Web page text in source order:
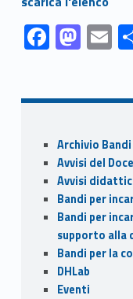
Link identifier #identifier__20486-1
F
ac
b
o
o
k
Link identifier #identifier__119016-2 M
as
d
o
n
Link identifier #identifier__32103-3 E
m
l
Link identifier #identifier__44846-4
Sidebar
Archivio Bandi
Avvisi del
Avvisi
Bandi per
Bandi per
supporto alla
Bandi per la
DHLab
Eventi